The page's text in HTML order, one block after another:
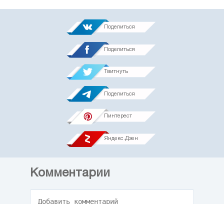
Поделиться
Поделиться
Твитнуть
Поделиться
Пинтерест
Яндекс.Дзен
Комментарии